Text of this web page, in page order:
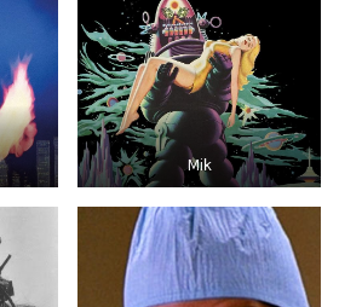
Mik